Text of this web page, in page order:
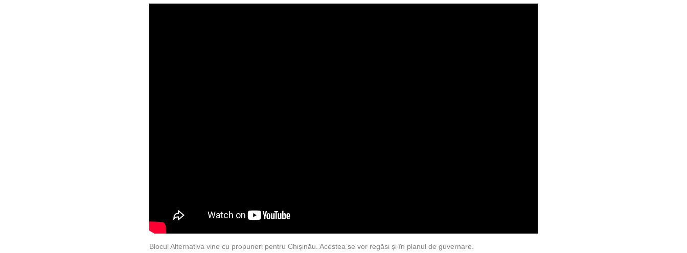
Blocul Alternativa vine cu propuneri pentru Chișinău. Acestea se vor regăsi și în planul de guvernare.